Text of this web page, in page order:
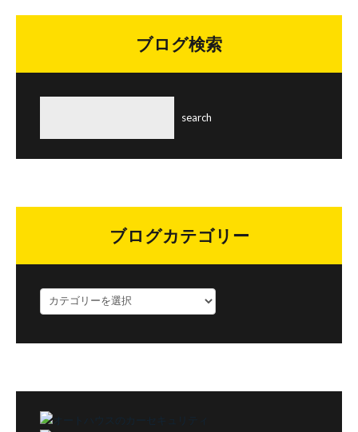
ブログ検索
ブログカテゴリー
ロ
ー